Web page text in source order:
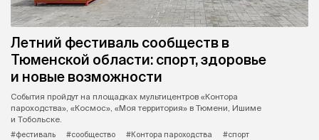
Летний фестиваль сообществ в
Тюменской области: спорт, здоровье
и новые возможности
События пройдут на площадках мультицентров «Контора
пароходства», «Космос», «Моя территория» в Тюмени, Ишиме
и Тобольске.
#фестиваль
#сообщество #Контора пароходства
#спорт